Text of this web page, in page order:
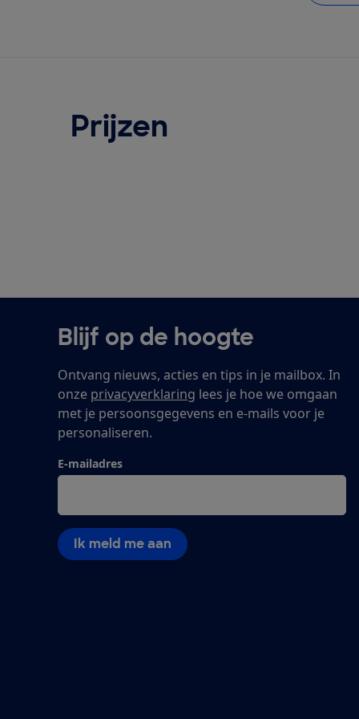
Prijzen
Blijf op de hoogte
Ontvang nieuws, acties en tips in je mailbox. In
onze privacyverklaring lees je hoe we omgaan
met je persoonsgegevens en e-mails voor je
personaliseren.
E-mailadres
Ik meld me aan